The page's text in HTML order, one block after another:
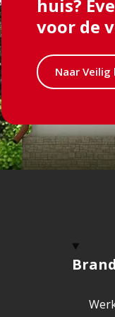
huis?
voor de
Bezoek
de
Naar Veilig